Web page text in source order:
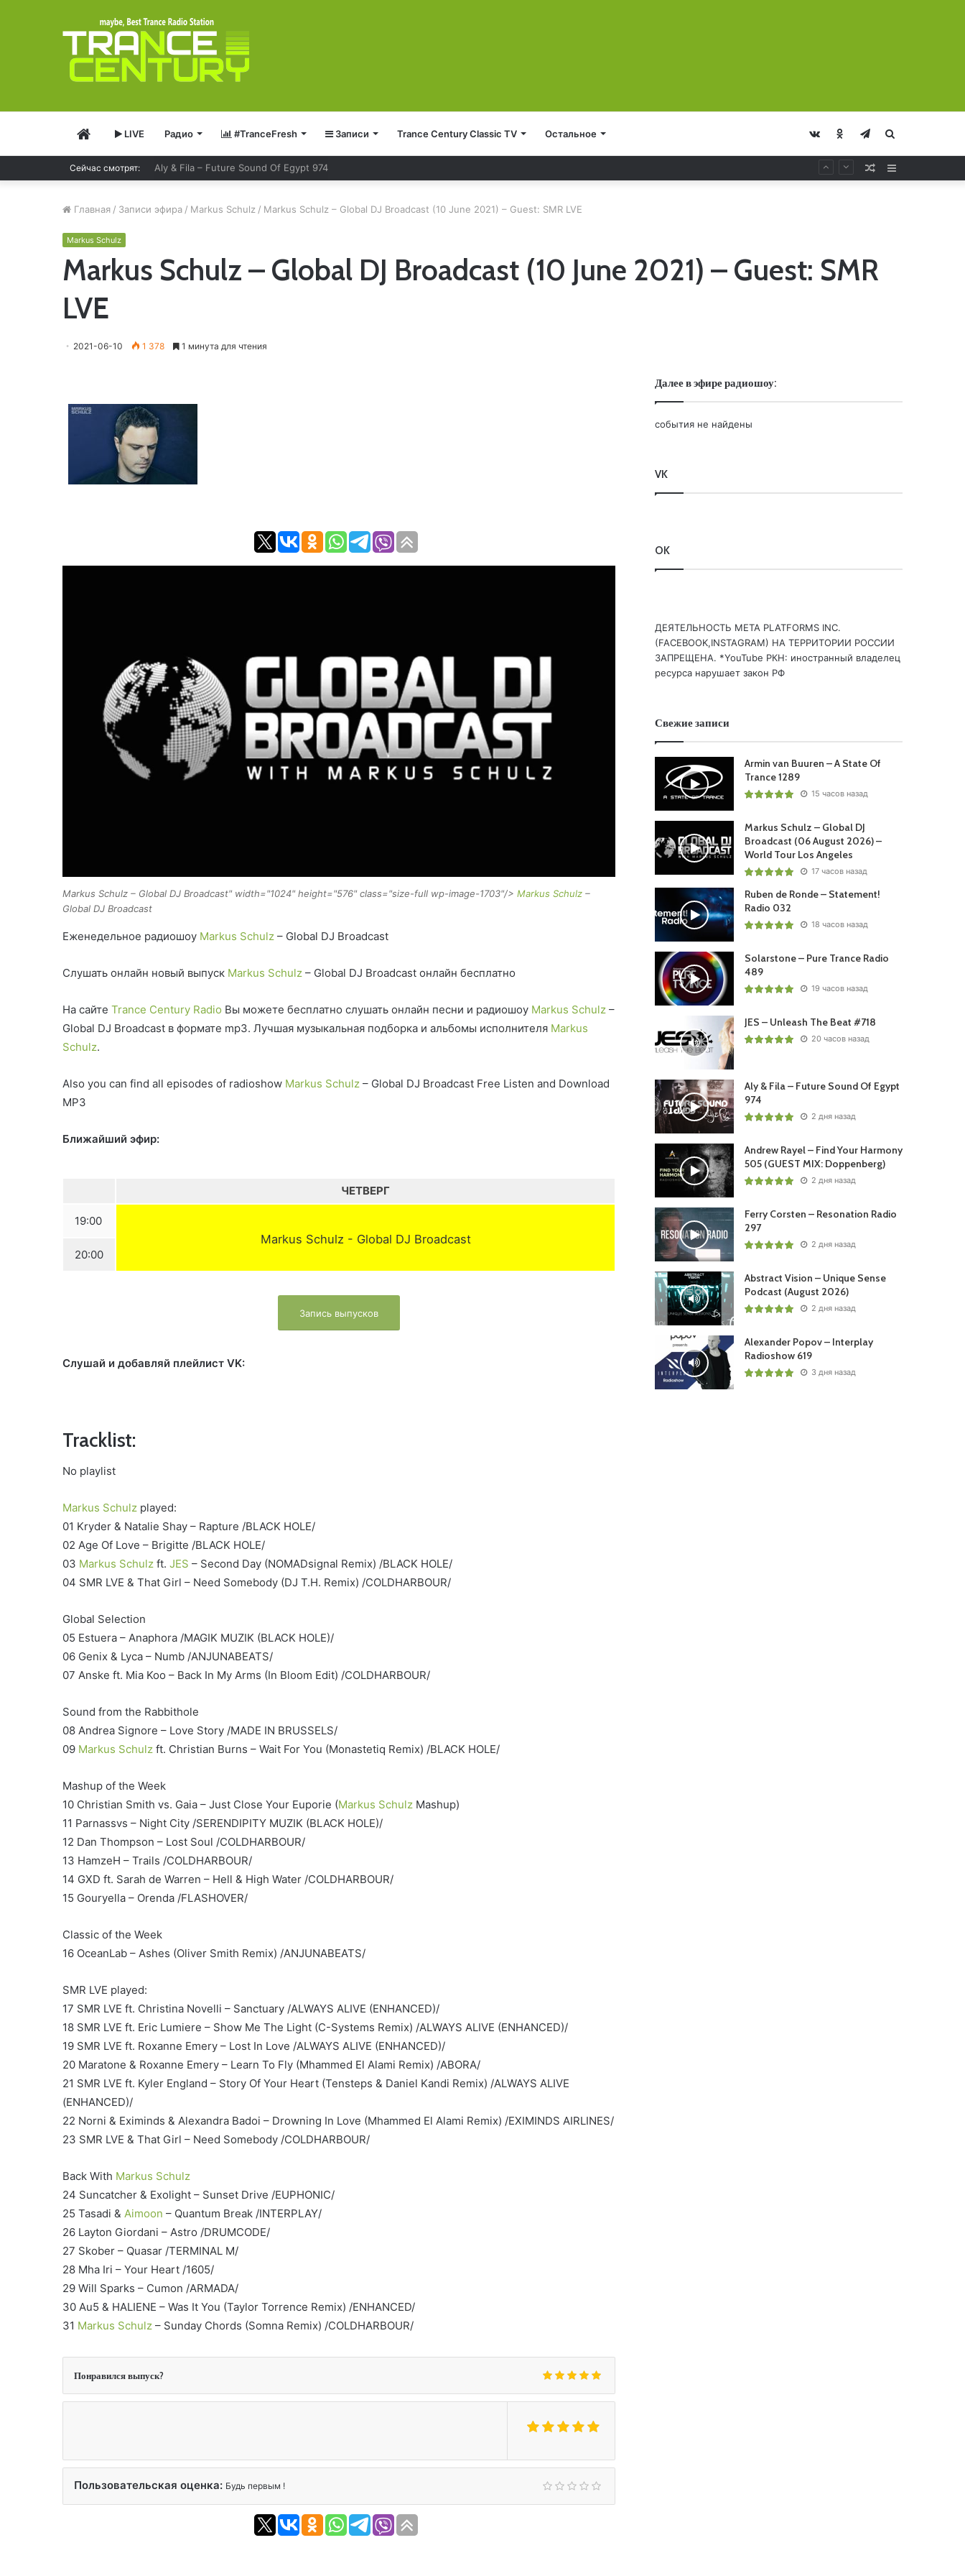
ГлавнаяLIVE Радио #TranceFresh Записи Trance Century Classic TV Остальное Telegram
Odnoklassniki
vk.com
Сейчас смотрят: Aly & Fila – Future Sound Of Egypt 974 Случайная
Главная / Записи эфира / Markus Schulz / Markus Schulz – Global DJ Broadcast (10 June 2021) – Guest: SMR LVE
Markus Schulz
Markus Schulz – Global DJ Broadcast (10 June 2021) – Guest: SMR
LVE
2021-06-10 1 378 1 минута для чтения
Markus Schulz – Global DJ Broadcast" width="1024" height="576" class="size-full wp-image-1703"/> Markus Schulz –
Global DJ Broadcast
Еженедельное радиошоу Markus Schulz – Global DJ Broadcast
Слушать онлайн новый выпуск Markus Schulz – Global DJ Broadcast онлайн бесплатно
На сайте Trance Century Radio Вы можете бесплатно слушать онлайн песни и радиошоу Markus Schulz –
Global DJ Broadcast в формате mp3. Лучшая музыкальная подборка и альбомы исполнителя Markus
Schulz.
Also you can find all episodes of radioshow Markus Schulz – Global DJ Broadcast Free Listen and Download
MP3
Ближайший эфир:
ЧЕТВЕРГ
19:00
Markus Schulz - Global DJ Broadcast
20:00
Запись выпусков
Слушай и добавляй плейлист VK:
Tracklist:
No playlist
Markus Schulz played:
01 Kryder & Natalie Shay – Rapture /BLACK HOLE/
02 Age Of Love – Brigitte /BLACK HOLE/
03 Markus Schulz ft. JES – Second Day (NOMADsignal Remix) /BLACK HOLE/
04 SMR LVE & That Girl – Need Somebody (DJ T.H. Remix) /COLDHARBOUR/
Global Selection
05 Estuera – Anaphora /MAGIK MUZIK (BLACK HOLE)/
06 Genix & Lyca – Numb /ANJUNABEATS/
07 Anske ft. Mia Koo – Back In My Arms (In Bloom Edit) /COLDHARBOUR/
Sound from the Rabbithole
08 Andrea Signore – Love Story /MADE IN BRUSSELS/
09 Markus Schulz ft. Christian Burns – Wait For You (Monastetiq Remix) /BLACK HOLE/
Mashup of the Week
10 Christian Smith vs. Gaia – Just Close Your Euporie (Markus Schulz Mashup)
11 Parnassvs – Night City /SERENDIPITY MUZIK (BLACK HOLE)/
12 Dan Thompson – Lost Soul /COLDHARBOUR/
13 HamzeH – Trails /COLDHARBOUR/
14 GXD ft. Sarah de Warren – Hell & High Water /COLDHARBOUR/
15 Gouryella – Orenda /FLASHOVER/
Classic of the Week
16 OceanLab – Ashes (Oliver Smith Remix) /ANJUNABEATS/
SMR LVE played:
17 SMR LVE ft. Christina Novelli – Sanctuary /ALWAYS ALIVE (ENHANCED)/
18 SMR LVE ft. Eric Lumiere – Show Me The Light (C-Systems Remix) /ALWAYS ALIVE (ENHANCED)/
19 SMR LVE ft. Roxanne Emery – Lost In Love /ALWAYS ALIVE (ENHANCED)/
20 Maratone & Roxanne Emery – Learn To Fly (Mhammed El Alami Remix) /ABORA/
21 SMR LVE ft. Kyler England – Story Of Your Heart (Tensteps & Daniel Kandi Remix) /ALWAYS ALIVE
(ENHANCED)/
22 Norni & Eximinds & Alexandra Badoi – Drowning In Love (Mhammed El Alami Remix) /EXIMINDS AIRLINES/
23 SMR LVE & That Girl – Need Somebody /COLDHARBOUR/
Back With Markus Schulz
24 Suncatcher & Exolight – Sunset Drive /EUPHONIC/
25 Tasadi & Aimoon – Quantum Break /INTERPLAY/
26 Layton Giordani – Astro /DRUMCODE/
27 Skober – Quasar /TERMINAL M/
28 Mha Iri – Your Heart /1605/
29 Will Sparks – Cumon /ARMADA/
30 Au5 & HALIENE – Was It You (Taylor Torrence Remix) /ENHANCED/
31 Markus Schulz – Sunday Chords (Somna Remix) /COLDHARBOUR/
Понравился выпуск?
Пользовательская оценка: Будь первым !
Далее в эфире радиошоу:
события не найдены
VK
OK
ДЕЯТЕЛЬНОСТЬ МЕТА PLATFORMS INC.
(FACEBOOK,INSTAGRAM) НА ТЕРРИТОРИИ РОССИИ
ЗАПРЕЩЕНА. *YouTube РКН: иностранный владелец
ресурса нарушает закон РФ
Свежие записи
Armin van Buuren – A State Of
Trance 1289
15 часов назад
Markus Schulz – Global DJ
Broadcast (06 August 2026) –
World Tour Los Angeles
17 часов назад
Ruben de Ronde – Statement!
Radio 032
18 часов назад
Solarstone – Pure Trance Radio
489
19 часов назад
JES – Unleash The Beat #718
20 часов назад
Aly & Fila – Future Sound Of Egypt
974
2 дня назад
Andrew Rayel – Find Your Harmony
505 (GUEST MIX: Doppenberg)
2 дня назад
Ferry Corsten – Resonation Radio
297
2 дня назад
Abstract Vision – Unique Sense
Podcast (August 2026)
2 дня назад
Alexander Popov – Interplay
Radioshow 619
3 дня назад